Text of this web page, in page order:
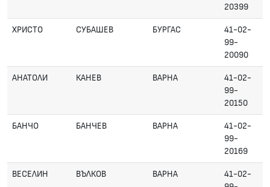
20399
ХРИСТО СУБАШЕВ БУРГАС
41-02-
99-
20090
АНАТОЛИ КАНЕВ ВАРНА
41-02-
99-
20150
БАНЧО БАНЧЕВ ВАРНА
41-02-
99-
20169
ВЕСЕЛИН ВЪЛКОВ ВАРНА
41-02-